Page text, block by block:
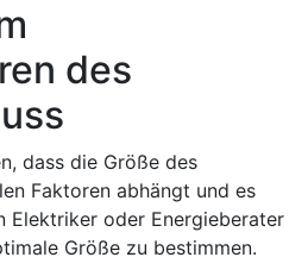
des
dass die Größe des
Faktoren abhängt und es
Elektriker oder Energieberater
Größe zu bestimmen.